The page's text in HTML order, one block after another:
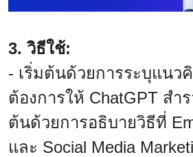
3. วิธีใช้:
- เริ่มต้นด้วยการระบุแนว
ต้องการให้ ChatGPT สำ
ต้นด้วยการอธิบายวิธีที่
และ Social Media